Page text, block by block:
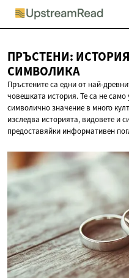
ПРЪСТЕНИ:
СИМВОЛИКА
Пръстените са едни от най-
човешката история. Те са не
символично значение в много
изследва историята, видовете и
предоставяйки информативен